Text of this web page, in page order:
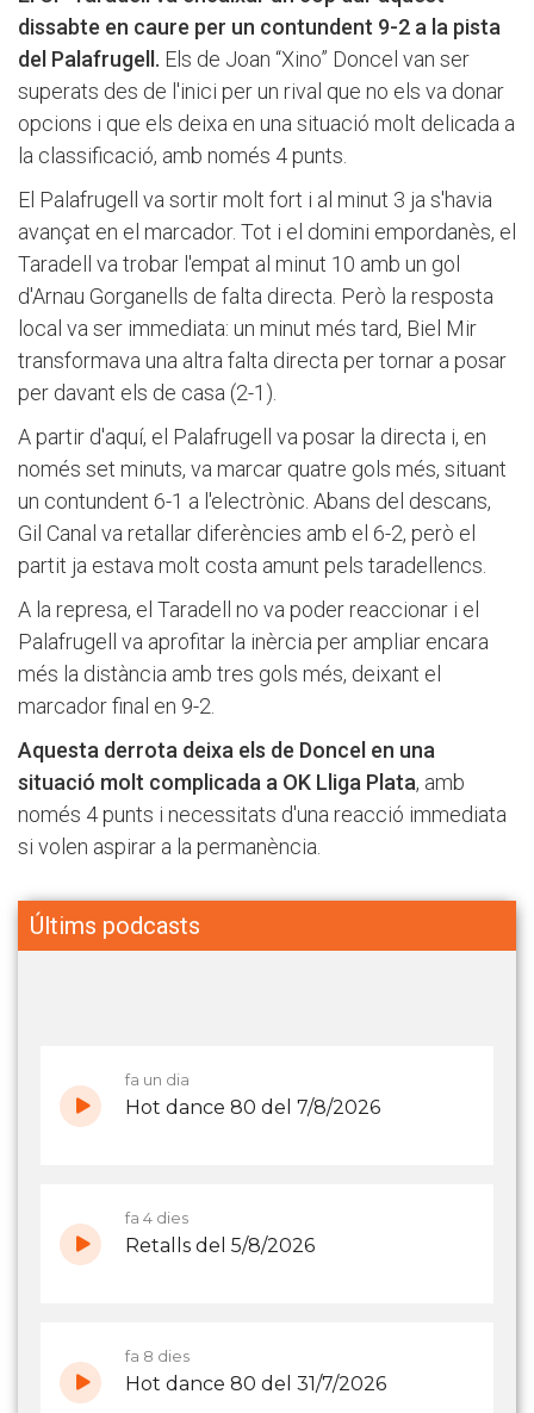
dissabte en caure per un contundent 9-2 a la pista
del Palafrugell. Els de Joan “Xino” Doncel van ser
superats des de l'inici per un rival que no els va donar
opcions i que els deixa en una situació molt delicada a
la classificació, amb només 4 punts.
El Palafrugell va sortir molt fort i al minut 3 ja s'havia
avançat en el marcador. Tot i el domini empordanès, el
Taradell va trobar l'empat al minut 10 amb un gol
d'Arnau Gorganells de falta directa. Però la resposta
local va ser immediata: un minut més tard, Biel Mir
transformava una altra falta directa per tornar a posar
per davant els de casa (2-1).
A partir d'aquí, el Palafrugell va posar la directa i, en
només set minuts, va marcar quatre gols més, situant
un contundent 6-1 a l'electrònic. Abans del descans,
Gil Canal va retallar diferències amb el 6-2, però el
partit ja estava molt costa amunt pels taradellencs.
A la represa, el Taradell no va poder reaccionar i el
Palafrugell va aprofitar la inèrcia per ampliar encara
més la distància amb tres gols més, deixant el
marcador final en 9-2.
Aquesta derrota deixa els de Doncel en una
situació molt complicada a OK Lliga Plata, amb
només 4 punts i necessitats d'una reacció immediata
si volen aspirar a la permanència.
Últims podcasts